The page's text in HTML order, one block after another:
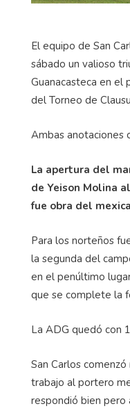
El equipo de San
sábado un valioso
Guanacasteca en el
del Torneo de
Ambas anotaciones
La apertura del
de Yeison Molina
fue obra del
Para los norteños
la segunda del
en el penúltimo
que se complete la
La ADG quedó con
San Carlos
trabajo al portero
respondió bien